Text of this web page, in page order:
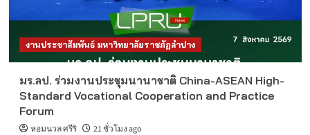
งานประชาสัมพันธ์ มหาวิทยาลัยราชภัฏลำปาง
มร.ลป. ร่วมงานประชุมนานาชาติ China-ASEAN High-
Standard Vocational Cooperation and Practice
Forum
หอมนวล ศรีริ 21 ชั่วโมง ago